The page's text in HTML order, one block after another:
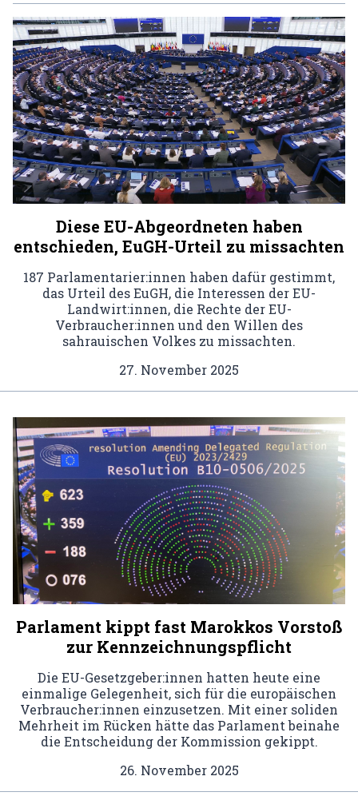
Diese EU-Abgeordneten haben
entschieden, EuGH-Urteil zu missachten
187 Parlamentarier:innen haben dafür gestimmt,
das Urteil des EuGH, die Interessen der EU-
Landwirt:innen, die Rechte der EU-
Verbraucher:innen und den Willen des
sahrauischen Volkes zu missachten.
27. November 2025
Parlament kippt fast Marokkos Vorstoß
zur Kennzeichnungspflicht
Die EU-Gesetzgeber:innen hatten heute eine
einmalige Gelegenheit, sich für die europäischen
Verbraucher:innen einzusetzen. Mit einer soliden
Mehrheit im Rücken hätte das Parlament beinahe
die Entscheidung der Kommission gekippt.
26. November 2025